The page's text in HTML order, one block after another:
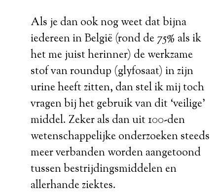
Als je dan ook nog weet dat bijna
iedereen in België (rond de 75% als ik
het me juist herinner) de werkzame
stof van roundup (glyfosaat) in zijn
urine heeft zitten, dan stel ik mij toch
vragen bij het gebruik van dit ‘veilige’
middel. Zeker als dan uit 100-den
wetenschappelijke onderzoeken steeds
meer verbanden worden aangetoond
tussen bestrijdingsmiddelen en
allerhande ziektes.